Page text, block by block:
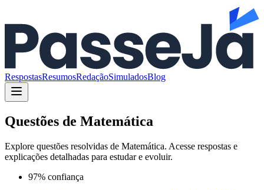
RespostasResumosRedaçãoSimuladosBlog
Questões de Matemática
Explore questões resolvidas de Matemática. Acesse respostas e
explicações detalhadas para estudar e evoluir.
97% confiança